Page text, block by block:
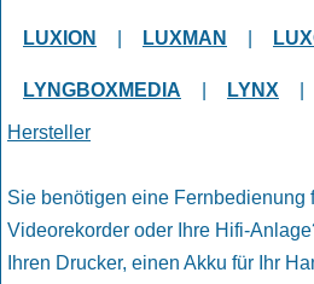
LUXION LUXMAN
LYNGBOXMEDIA LYNX
Hersteller
Sie benötigen eine Fernbedienung
Videorekorder oder Ihre Hifi-
Ihren Drucker, einen Akku für Ihr